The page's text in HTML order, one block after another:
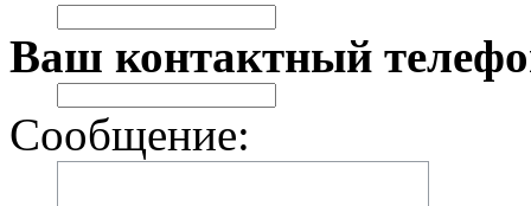
Ваш контактный
Сообщение: